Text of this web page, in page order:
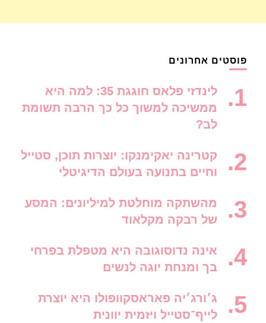
פוסטים אחרונים
לינדזי פלאס חוגגת 35: למה היא
ממשיכה למשוך כל כך הרבה תשומת
לב?
קטרינה יאקימנקו: יוצרות תוכן, סטייל
וחיים בתנועה בעולם הדיגיטלי
מהשתקה מוחלטת למיליונים: המסע
של רבקה מקלאוד
אינה נדוסוגובה היא מטפלת בפרחי
בך ומנחת יוגה לנשים
ג׳ורג׳יה פאראסקוופולו היא יוצרת
לייף־סטייל ויזמית יוונית